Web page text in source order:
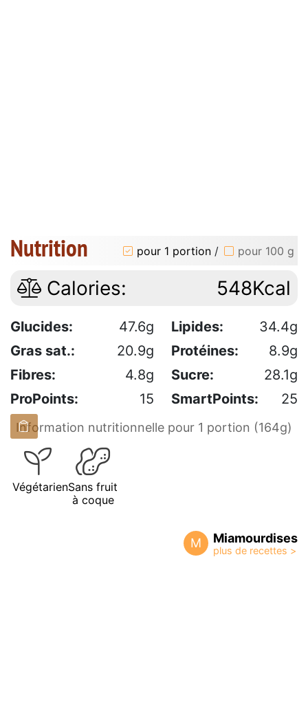
Nutrition pour 1 portion / pour 100 g
Calories: 548Kcal
Glucides: 47.6g Lipides:
34.4g
Gras sat.:
20.9g Protéines:
8.9g
Fibres:
4.8g Sucre:
28.1g
ProPoints:
15 SmartPoints: 25
Information nutritionnelle pour 1 portion (164g)
VégétarienSans fruit
à coque
M Miamourdises